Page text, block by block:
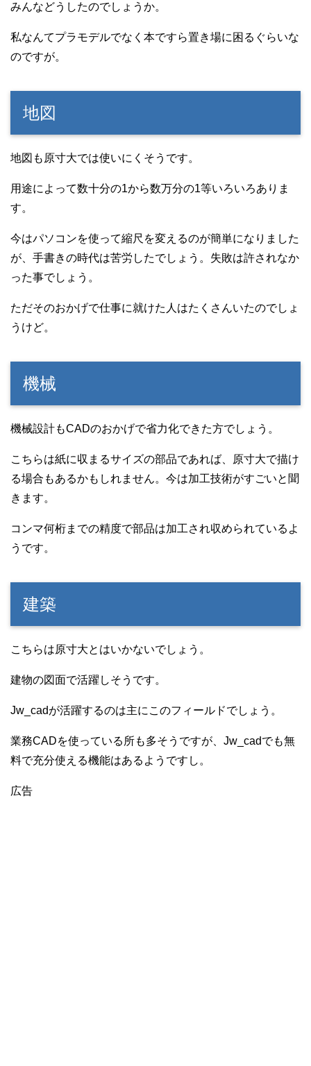
みんなどうしたのでしょうか。
私なんてプラモデルでなく本ですら置き場に困るぐらいな
のですが。
地図
地図も原寸大では使いにくそうです。
用途によって数十分の1から数万分の1等いろいろありま
す。
今はパソコンを使って縮尺を変えるのが簡単になりました
が、手書きの時代は苦労したでしょう。失敗は許されなか
った事でしょう。
ただそのおかげで仕事に就けた人はたくさんいたのでしょ
うけど。
機械
機械設計もCADのおかげで省力化できた方でしょう。
こちらは紙に収まるサイズの部品であれば、原寸大で描け
る場合もあるかもしれません。今は加工技術がすごいと聞
きます。
コンマ何桁までの精度で部品は加工され収められているよ
うです。
建築
こちらは原寸大とはいかないでしょう。
建物の図面で活躍しそうです。
Jw_cadが活躍するのは主にこのフィールドでしょう。
業務CADを使っている所も多そうですが、Jw_cadでも無
料で充分使える機能はあるようですし。
広告